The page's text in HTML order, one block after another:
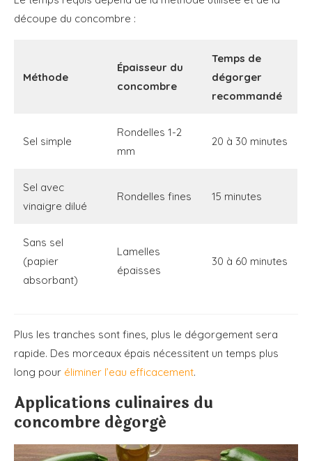
découpe du concombre :
Méthode
Épaisseur du
concombre
Temps de
dégorger
recommandé
Sel simple
Rondelles 1-2
mm
20 à 30 minutes
Sel avec
vinaigre dilué
Rondelles fines 15 minutes
Sans sel
(papier
absorbant)
Lamelles
épaisses
30 à 60 minutes
Plus les tranches sont fines, plus le dégorgement sera
rapide. Des morceaux épais nécessitent un temps plus
long pour éliminer l’eau efficacement.
Applications culinaires du
concombre dégorgé